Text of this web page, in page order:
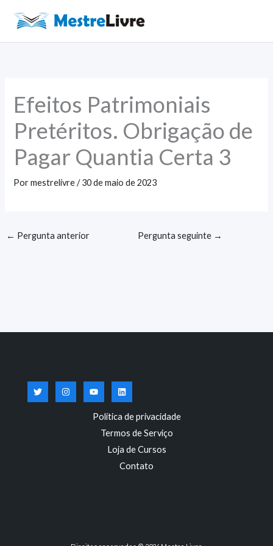
para
o
Efeitos Patrimoniais
Pretéritos. Obrigação de
Pagar Quantia Certa 3
Pormestrelivre/30 de maio de 2023
← Pergunta anterior Pergunta seguinte →
Política de privacidade
Termos de Serviço
Loja de Cursos
Contato